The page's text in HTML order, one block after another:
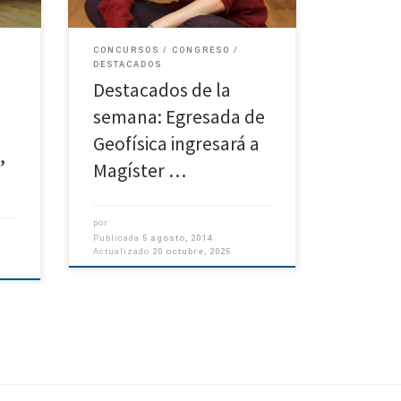
Habilitación Profesional del […]
CONCURSOS
CONGRESO
DESTACADOS
Destacados de la
semana: Egresada de
Geofísica ingresará a
Magíster …
por
Publicada 5 agosto, 2014
Actualizado 20 octubre, 2025